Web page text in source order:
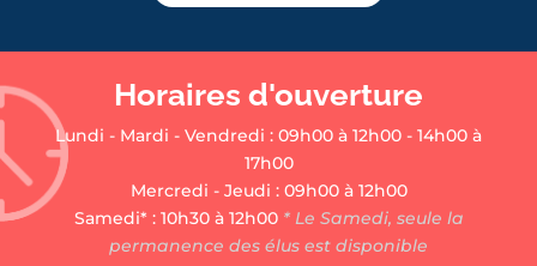
Horaires d'ouverture
Lundi - Mardi - Vendredi : 09h00 à 12h00 - 14h00 à
17h00
Mercredi - Jeudi : 09h00 à 12h00
Samedi* : 10h30 à 12h00* Le Samedi, seule la
permanence des élus est disponible